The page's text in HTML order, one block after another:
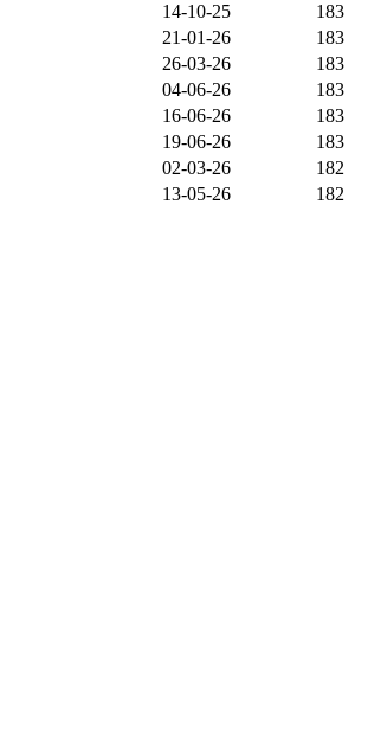
14-10-25
183
21-01-26
183
26-03-26
183
04-06-26
183
16-06-26
183
19-06-26
183
02-03-26
182
13-05-26 182